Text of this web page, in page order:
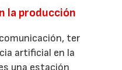
la producción
ter
artificial en la
una estación